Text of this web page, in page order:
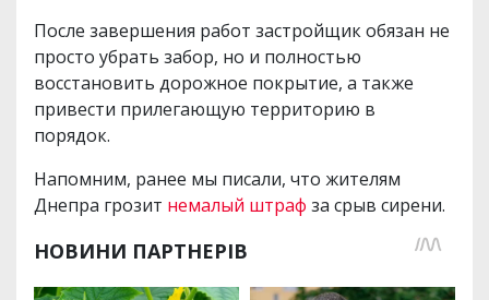
После завершения работ застройщик обязан не
просто убрать забор, но и полностью
восстановить дорожное покрытие, а также
привести прилегающую территорию в
порядок.
Напомним, ранее мы писали, что жителям
Днепра грозит немалый штраф за срыв сирени.